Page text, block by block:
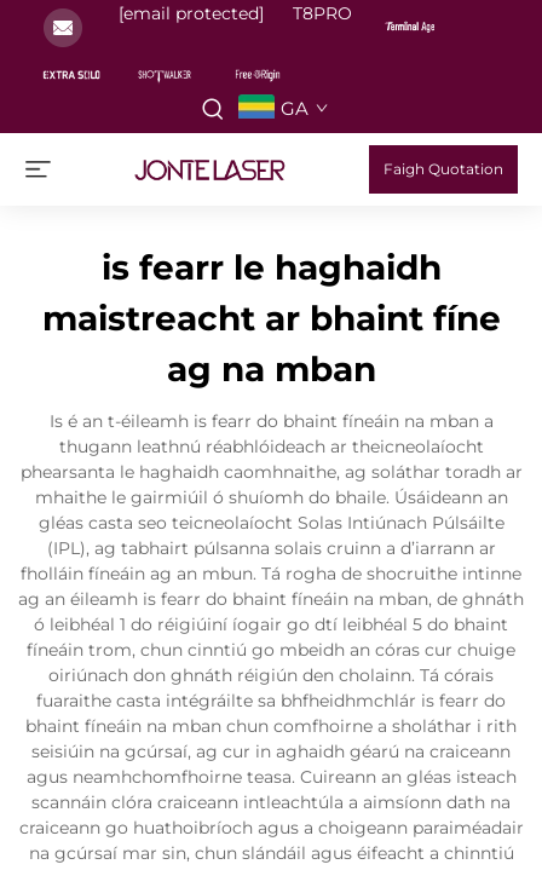
[email protected] T8PRO
GA
Faigh Quotation
is fearr le haghaidh
maistreacht ar bhaint fíne
ag na mban
Is é an t-éileamh is fearr do bhaint fíneáin na mban a
thugann leathnú réabhlóideach ar theicneolaíocht
phearsanta le haghaidh caomhnaithe, ag soláthar toradh ar
mhaithe le gairmiúil ó shuíomh do bhaile. Úsáideann an
gléas casta seo teicneolaíocht Solas Intiúnach Púlsáilte
(IPL), ag tabhairt púlsanna solais cruinn a d’iarrann ar
fholláin fíneáin ag an mbun. Tá rogha de shocruithe intinne
ag an éileamh is fearr do bhaint fíneáin na mban, de ghnáth
ó leibhéal 1 do réigiúiní íogair go dtí leibhéal 5 do bhaint
fíneáin trom, chun cinntiú go mbeidh an córas cur chuige
oiriúnach don ghnáth réigiún den cholainn. Tá córais
fuaraithe casta intégráilte sa bhfheidhmchlár is fearr do
bhaint fíneáin na mban chun comfhoirne a sholáthar i rith
seisiúin na gcúrsaí, ag cur in aghaidh géarú na craiceann
agus neamhchomfhoirne teasa. Cuireann an gléas isteach
scannáin clóra craiceann intleachtúla a aimsíonn dath na
craiceann go huathoibríoch agus a choigeann paraiméadair
na gcúrsaí mar sin, chun slándáil agus éifeacht a chinntiú